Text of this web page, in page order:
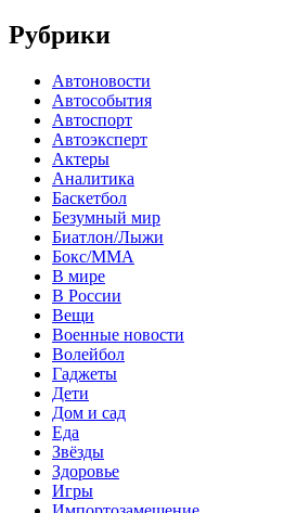
Рубрики
Автоновости
Автособытия
Автоспорт
Автоэксперт
Актеры
Аналитика
Баскетбол
Безумный мир
Биатлон/Лыжи
Бокс/MMA
В мире
В России
Вещи
Военные новости
Волейбол
Гаджеты
Дети
Дом и сад
Еда
Звёзды
Здоровье
Игры